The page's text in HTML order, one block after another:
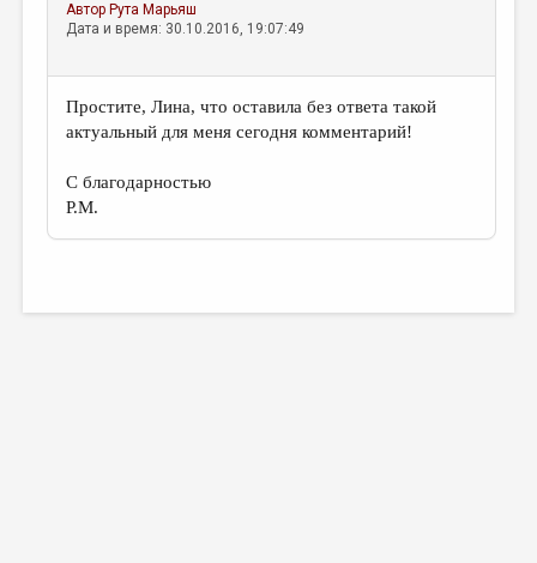
Автор Рута Марьяш
Дата и время: 30.10.2016, 19:07:49
Простите, Лина, что оставила без ответа такой
актуальный для меня сегодня комментарий!
С благодарностью
Р.М.